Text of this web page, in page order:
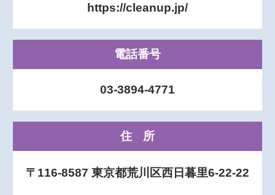
https://cleanup.jp/
電話番号
03-3894-4771
住所
〒116-8587 東京都荒川区西日暮里6-22-22